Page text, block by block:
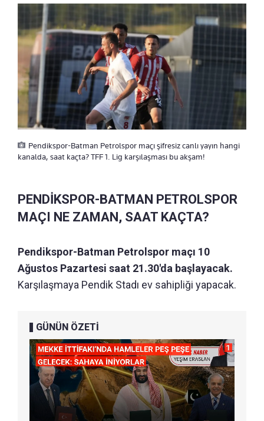
Pendikspor-Batman Petrolspor maçı şifresiz canlı yayın hangi
kanalda, saat kaçta? TFF 1. Lig karşılaşması bu akşam!
PENDİKSPOR-BATMAN PETROLSPOR
MAÇI NE ZAMAN, SAAT KAÇTA?
Pendikspor-Batman Petrolspor maçı 10
Ağustos Pazartesi saat 21.30'da başlayacak.
Karşılaşmaya Pendik Stadı ev sahipliği yapacak.
GÜNÜN ÖZETİ